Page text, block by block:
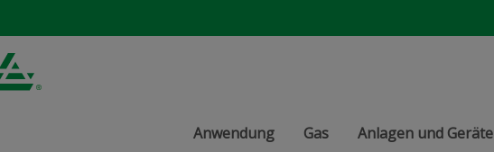
Anwendung Gas Anlagen und Geräte